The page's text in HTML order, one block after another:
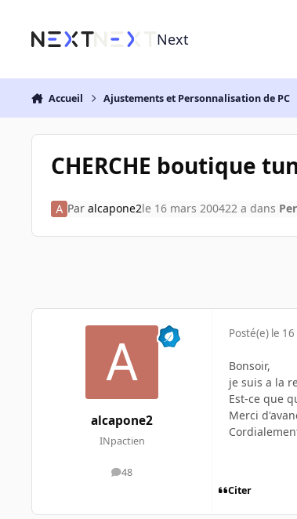
Next
Accueil Ajustements et Personnalisation de PC
CHERCHE boutique
Par alcapone2le 16 mars 200422 a dans
alcapone2
INpactien
48
messages
Posté(e) le
Bonsoir,
je suis a la
Est-ce que
Merci
Citer